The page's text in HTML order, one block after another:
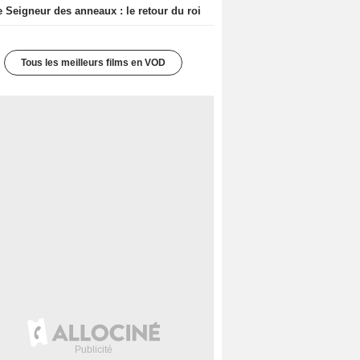
Seigneur des anneaux : le retour du roi
Tous les meilleurs films en VOD